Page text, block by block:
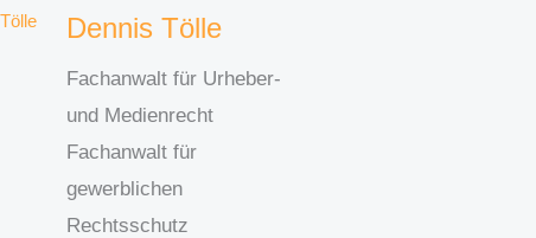
Dennis Tölle
Fachanwalt für Urheber-
und Medienrecht
Fachanwalt für
gewerblichen
Rechtsschutz